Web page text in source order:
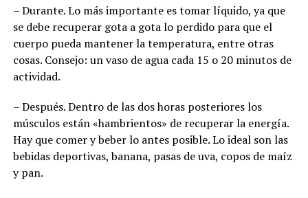
– Durante. Lo más importante es tomar líquido, ya que
se debe recuperar gota a gota lo perdido para que el
cuerpo pueda mantener la temperatura, entre otras
cosas. Consejo: un vaso de agua cada 15 o 20 minutos de
actividad.
– Después. Dentro de las dos horas posteriores los
músculos están «hambrientos» de recuperar la energía.
Hay que comer y beber lo antes posible. Lo ideal son las
bebidas deportivas, banana, pasas de uva, copos de maíz
y pan.